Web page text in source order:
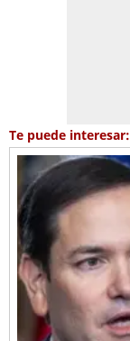
Te puede interesar: